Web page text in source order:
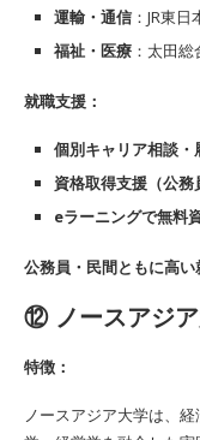
運輸・通信 ：JR東
福祉・医療 ：太田
就職支援：
個別キャリア相談
資格取得支援（公務
eラーニングで無料
公務員・民間ともに高
⑫ ノースアジア
特徴：
ノースアジア大学は、